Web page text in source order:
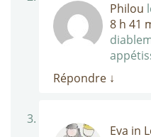
Philou
8 h 41
Répondre ↓
Eva in